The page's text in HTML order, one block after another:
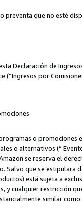
preventa que no esté
Declaración de
(“Ingresos por
o
o alternativos (“
se reserva el
Salvo que se
está sujeta a
y cualquier restricción
similar